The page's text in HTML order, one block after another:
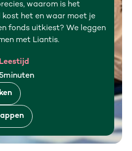
waarom is het
kost het en waar moet je
fonds uitkiest? We leggen
met Liantis.
Leestijd
5minuten